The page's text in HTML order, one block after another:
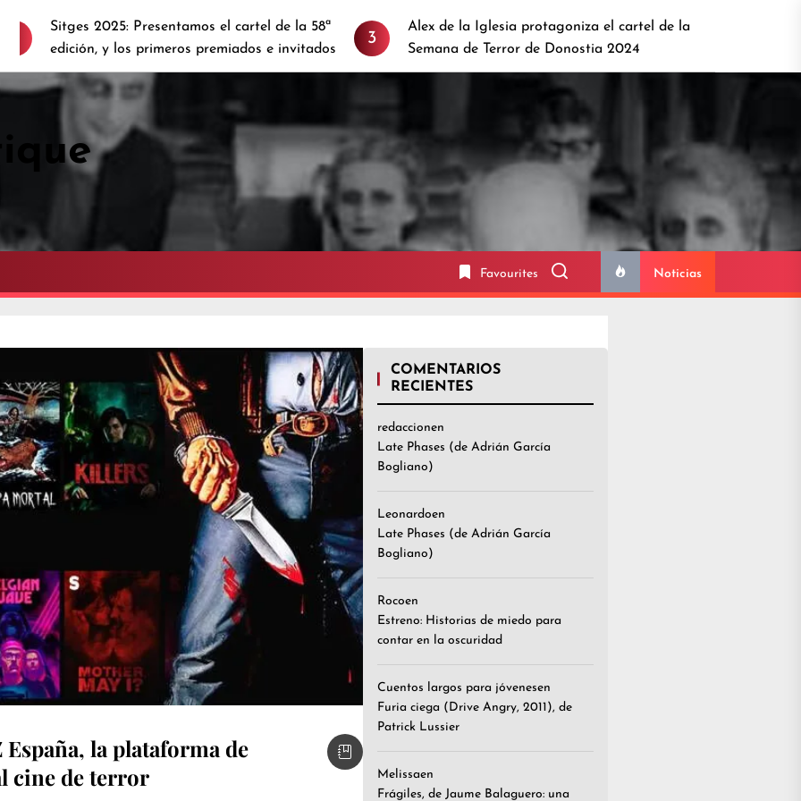
Sitges 2025: Presentamos el cartel de la 58ª
edición, y los primeros premiados e invitados
Alex de la Iglesia protagoniza el cartel de la
Semana de Terror de Donostia 2024
Favourites Noticias
España, la plataforma de
cine de terror
COMENTARIOS
RECIENTES
redaccionen
Late Phases (de Adrián García
Bogliano)
Leonardoen
Late Phases (de Adrián García
Bogliano)
Rocoen
Estreno: Historias de miedo para
contar en la oscuridad
Cuentos largos para jóvenesen
Furia ciega (Drive Angry, 2011), de
Patrick Lussier
Melissaen
Frágiles, de Jaume Balaguero: una